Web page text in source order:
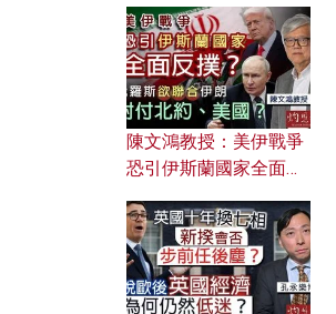
文之美？ 日常寫作如何
應用？
陳文鴻教授：美伊戰爭
恐引伊斯蘭國家全面反
對付北約美國？